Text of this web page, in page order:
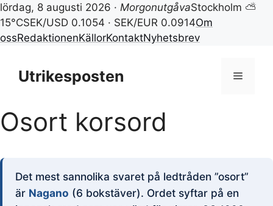
lördag, 8 augusti 2026 · MorgonutgåvaStockholm ⛅
15°CSEK/USD 0.1054 · SEK/EUR 0.0914Om
ossRedaktionenKällorKontaktNyhetsbrev
innehållUtrikesposten Meny
Osort korsord
Det mest sannolika svaret på ledtråden ”osort”
är Nagano (6 bokstäver). Ordet syftar på en